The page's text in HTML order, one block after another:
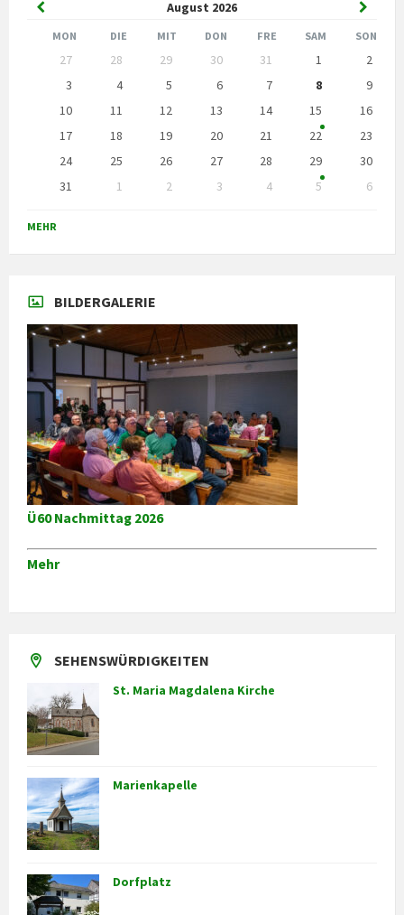
August 2026
Vorheriger
Monat
Monat
MON DIE MIT DON FRE SAM SON
Kalendertage
überspringen
27 28 29 30 31 1
2
3
4 5 6 7 8
9
10
11 12 13 14 15
16
17
18 19 20 21 22
23
24
25 26 27 28 29
30
31
1 2 3 4 5
6
zu
den
MEHR
BILDERGALERIE
Ü60 Nachmittag 2026
Mehr
SEHENSWÜRDIGKEITEN
St. Maria Magdalena Kirche
Marienkapelle
Dorfplatz